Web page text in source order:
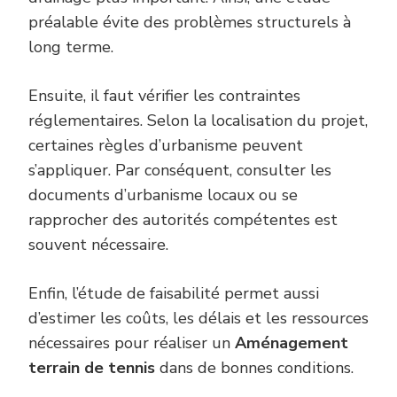
préalable évite des problèmes structurels à
long terme.
Ensuite, il faut vérifier les contraintes
réglementaires. Selon la localisation du projet,
certaines règles d’urbanisme peuvent
s’appliquer. Par conséquent, consulter les
documents d’urbanisme locaux ou se
rapprocher des autorités compétentes est
souvent nécessaire.
Enfin, l’étude de faisabilité permet aussi
d’estimer les coûts, les délais et les ressources
nécessaires pour réaliser un Aménagement
terrain de tennis dans de bonnes conditions.